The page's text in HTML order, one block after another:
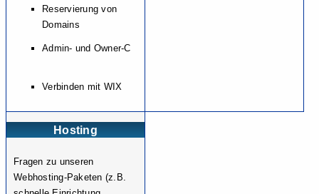
Reservierung von
Domains
Admin- und Owner-C
Verbinden mit WIX
Hosting
Fragen zu unseren
Webhosting-Paketen (z.B.